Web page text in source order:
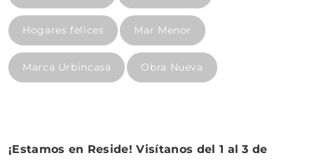
Hogares felices Mar Menor
Marca Urbincasa Obra Nueva
¡Estamos en Reside! Visítanos del 1 al 3 de